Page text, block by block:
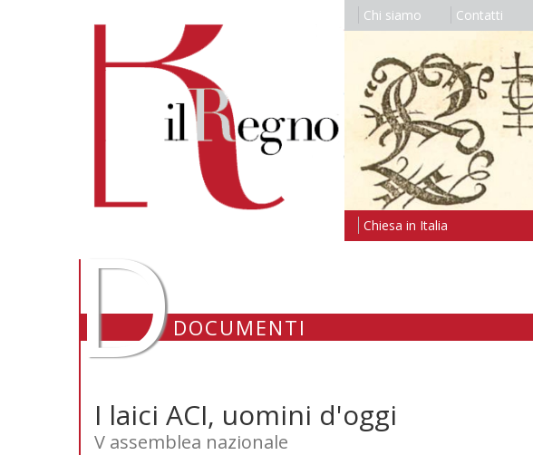
Chi siamo Contatti
Chiesa in Italia
DDOCUMENTI
I laici ACI, uomini d'oggi
V assemblea nazionale